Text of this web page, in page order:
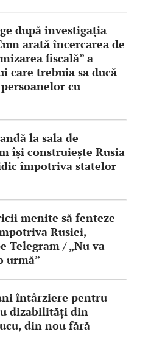
după investigația
arată încercarea de
fiscală” a
care trebuia sa ducă
cu
la sala de
își construiește Rusia
împotriva statelor
menite să fenteze
Rusiei,
Telegram / „Nu va
urmă”
întârziere pentru
dizabilități din
din nou fără